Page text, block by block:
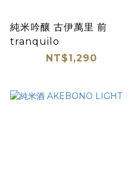
純米吟釀 古伊萬里 前
tranquilo
NT$1,290